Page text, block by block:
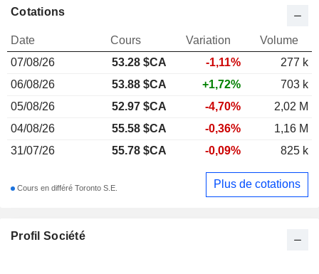
Profil Société
Cotations
Date Cours Variation
Volume
07/08/26
53.28 $CA -1,11%
277 k
06/08/26
53.88 $CA +1,72%
703 k
05/08/26
52.97 $CA -4,70%
2,02 M
04/08/26
55.58 $CA -0,36%
1,16 M
31/07/26
55.78 $CA -0,09% 825 k
Cours en différé Toronto S.E. Plus de cotations